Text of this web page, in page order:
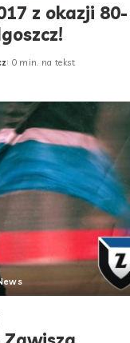
z okazji 80-
0 min. na tekst